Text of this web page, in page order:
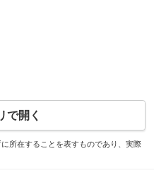
で開く
所在することを表すものであり、実際